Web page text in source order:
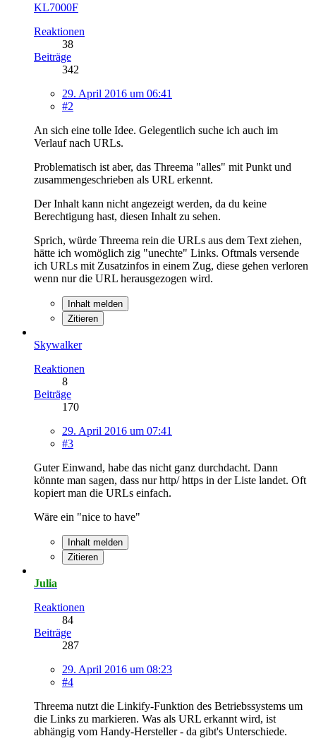
KL7000F
Reaktionen
38
Beiträge
342
29. April 2016 um 06:41
#2
An sich eine tolle Idee. Gelegentlich suche ich auch im
Verlauf nach URLs.
Problematisch ist aber, das Threema "alles" mit Punkt und
zusammengeschrieben als URL erkennt.
Der Inhalt kann nicht angezeigt werden, da du keine
Berechtigung hast, diesen Inhalt zu sehen.
Sprich, würde Threema rein die URLs aus dem Text ziehen,
hätte ich womöglich zig "unechte" Links. Oftmals versende
ich URLs mit Zusatzinfos in einem Zug, diese gehen verloren
wenn nur die URL herausgezogen wird.
Inhalt melden
Zitieren
Skywalker
Reaktionen
8
Beiträge
170
29. April 2016 um 07:41
#3
Guter Einwand, habe das nicht ganz durchdacht. Dann
könnte man sagen, dass nur http/ https in der Liste landet. Oft
kopiert man die URLs einfach.
Wäre ein "nice to have"
Inhalt melden
Zitieren
Julia
Reaktionen
84
Beiträge
287
29. April 2016 um 08:23
#4
Threema nutzt die Linkify-Funktion des Betriebssystems um
die Links zu markieren. Was als URL erkannt wird, ist
abhängig vom Handy-Hersteller - da gibt's Unterschiede.